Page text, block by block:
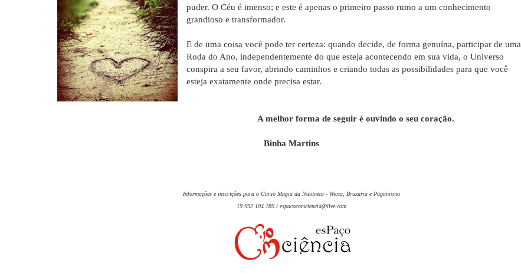
puder. O Céu é imenso; e este é apenas o primeiro passo rumo a um conhecimento
grandioso e transformador.
E de uma coisa você pode ter certeza: quando decide, de forma genuína, participar de uma
Roda do Ano, independentemente do que esteja acontecendo em sua vida, o Universo
conspira a seu favor, abrindo caminhos e criando todas as possibilidades para que você
esteja exatamente onde precisa estar.
A melhor forma de seguir é ouvindo o seu coração.
Binha Martins
Informações e inscrições para o Curso Magia da Natureza - Wicca, Bruxaria e Paganismo
19 992 104 189 / espacocomciencia@live.com